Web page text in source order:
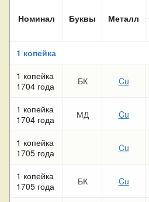
Номинал Буквы Металл
1 копейка
1 копейка
1704 года
БК Cu
1 копейка
1704 года
МД Cu
1 копейка
1705 года
Cu
1 копейка
1705 года
БК Cu